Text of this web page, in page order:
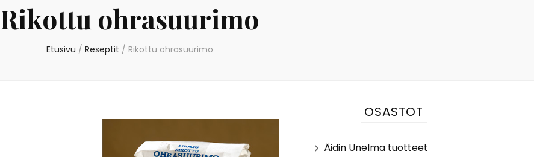
Rikottu ohrasuurimo
Etusivu / Reseptit / Rikottu ohrasuurimo
OSASTOT
Äidin Unelma tuotteet